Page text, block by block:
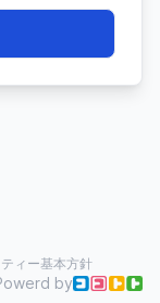
ィー基本方針
by